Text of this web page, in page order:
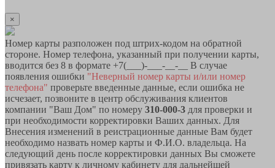
×
Номер карты разположен под штрих-кодом на обратной
стороне. Номер телефона, указанный при получении карты,
вводится без 8 в формате +7(___)-___-__-__ В случае
появления ошибки "Неверный номер карты и/или номер
телефона" проверьте введенные данные, если ошибка не
исчезает, позвоните в центр обслуживания клиентов
компании "Ваш Дом" по номеру 310-000-3 для проверки и
при необходимости корректировки Ваших данных. Для
Внесения изменений в реистрационные данные Вам будет
необходимо назвать номер карты и Ф.И.О. владельца. На
следующий день после корректировки данных Вы сможете
привязать карту к личному кабинету для дальнейшей